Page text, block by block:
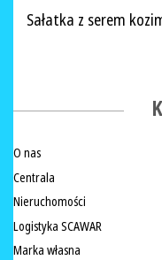
Sałatka z serem
O nas
Centrala
Nieruchomości
Logistyka SCAWAR
Marka własna